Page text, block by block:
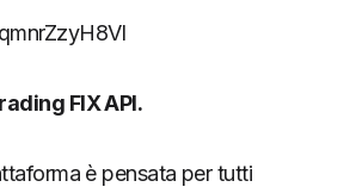
FIX API.
è pensata per tutti